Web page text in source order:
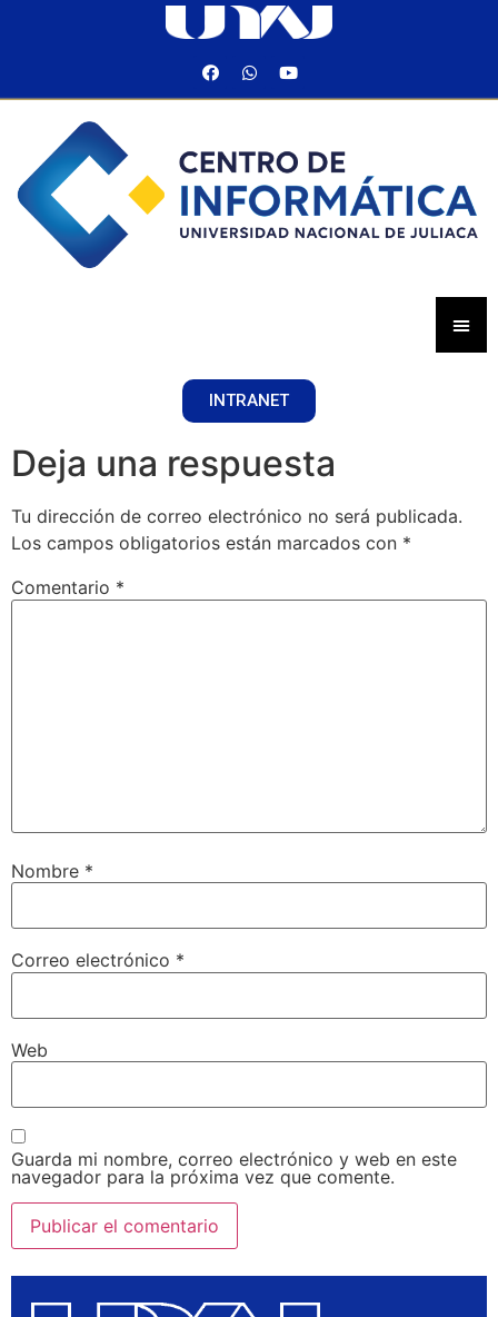
INTRANET
Deja una respuesta
Tu dirección de correo electrónico no será publicada.
Los campos obligatorios están marcados con *
Comentario *
Nombre *
Correo electrónico *
Web
Guarda mi nombre, correo electrónico y web en este
navegador para la próxima vez que comente.